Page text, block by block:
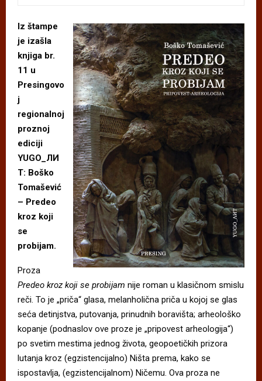
Iz štampe
je izašla
knjiga br.
11 u
Presingovo
j
regionalnoj
proznoj
ediciji
YUGO_ЛИ
Т: Boško
Tomašević
– Predeo
kroz koji
se
probijam.
Proza
Predeo kroz koji se probijam nije roman u klasičnom smislu
reči. To je „priča“ glasa, melanholična priča u kojoj se glas
seća detinjstva, putovanja, prinudnih boravišta; arheološko
kopanje (podnaslov ove proze je „pripovest arheologija“)
po svetim mestima jednog života, geopoetičkih prizora
lutanja kroz (egzistencijalno) Ništa prema, kako se
ispostavlja, (egzistencijalnom) Ničemu. Ova proza ne